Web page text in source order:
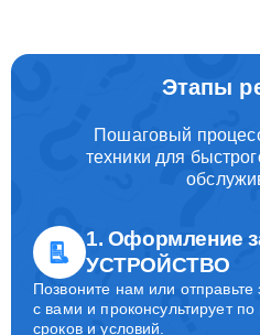
Этапы
Пошаговый
техники для
1. Оформление
УСТРОЙСТВО
Позвоните нам или отправьте
с вами и проконсультирует
сроков и условий.